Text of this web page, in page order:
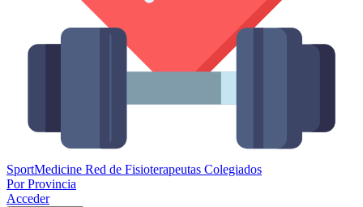
SportMedicine Red de Fisioterapeutas Colegiados
Por Provincia
Acceder